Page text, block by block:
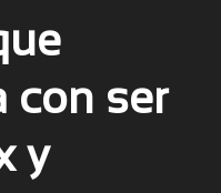
con ser
y